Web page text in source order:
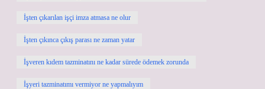
İşten çıkarılan işçi imza atmasa ne olur
İşten çıkınca çıkış parası ne zaman yatar
İşveren kıdem tazminatını ne kadar sürede ödemek zorunda
İşyeri tazminatımı vermiyor ne yapmalıyım